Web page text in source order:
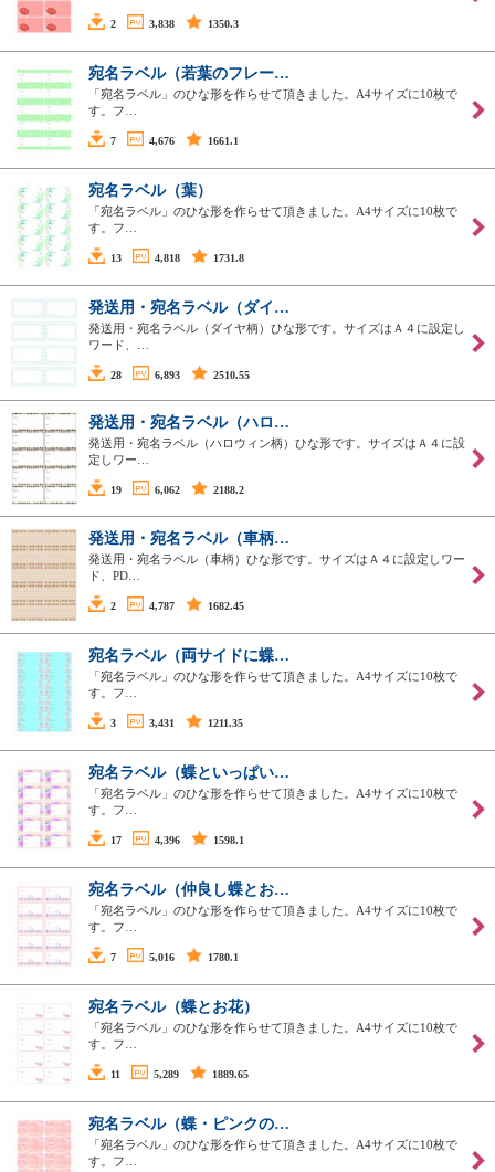
2 3,838 1350.3
宛名ラベル（若葉のフレー…
「宛名ラベル」のひな形を作らせて頂きました。A4サイズに10枚で
す。フ…
7 4,676 1661.1
宛名ラベル（葉）
「宛名ラベル」のひな形を作らせて頂きました。A4サイズに10枚で
す。フ…
13 4,818 1731.8
発送用・宛名ラベル（ダイ…
発送用・宛名ラベル（ダイヤ柄）ひな形です。サイズはＡ４に設定し
ワード、…
28 6,893 2510.55
発送用・宛名ラベル（ハロ…
発送用・宛名ラベル（ハロウィン柄）ひな形です。サイズはＡ４に設
定しワー…
19 6,062 2188.2
発送用・宛名ラベル（車柄…
発送用・宛名ラベル（車柄）ひな形です。サイズはＡ４に設定しワー
ド、PD…
2 4,787 1682.45
宛名ラベル（両サイドに蝶…
「宛名ラベル」のひな形を作らせて頂きました。A4サイズに10枚で
す。フ…
3 3,431 1211.35
宛名ラベル（蝶といっぱい…
「宛名ラベル」のひな形を作らせて頂きました。A4サイズに10枚で
す。フ…
17 4,396 1598.1
宛名ラベル（仲良し蝶とお…
「宛名ラベル」のひな形を作らせて頂きました。A4サイズに10枚で
す。フ…
7 5,016 1780.1
宛名ラベル（蝶とお花）
「宛名ラベル」のひな形を作らせて頂きました。A4サイズに10枚で
す。フ…
11 5,289 1889.65
宛名ラベル（蝶・ピンクの…
「宛名ラベル」のひな形を作らせて頂きました。A4サイズに10枚で
す。フ…